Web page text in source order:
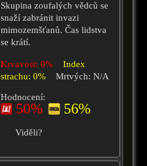
Skupina zoufalých vědců se
snaží zabránit invazi
mimozemšťanů. Čas lidstva
se krátí.
Krvavost: 0%
Index
strachu: 0%
Mrtvých: N/A
Hodnocení:
50% 56%
Viděli?